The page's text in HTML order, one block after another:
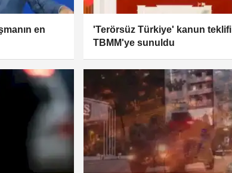
en
'Terörsüz Türkiye' kanun teklifi
TBMM'ye sunuldu